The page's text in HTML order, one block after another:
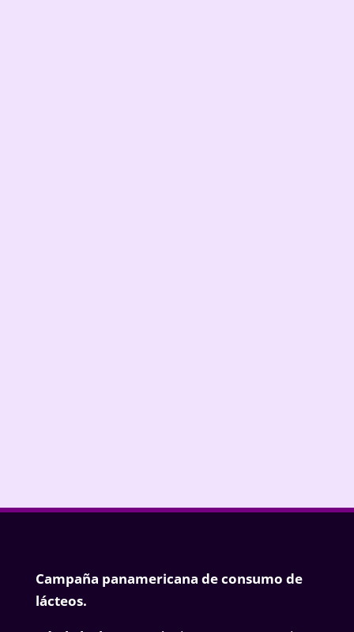
Campaña panamericana de consumo de
lácteos.